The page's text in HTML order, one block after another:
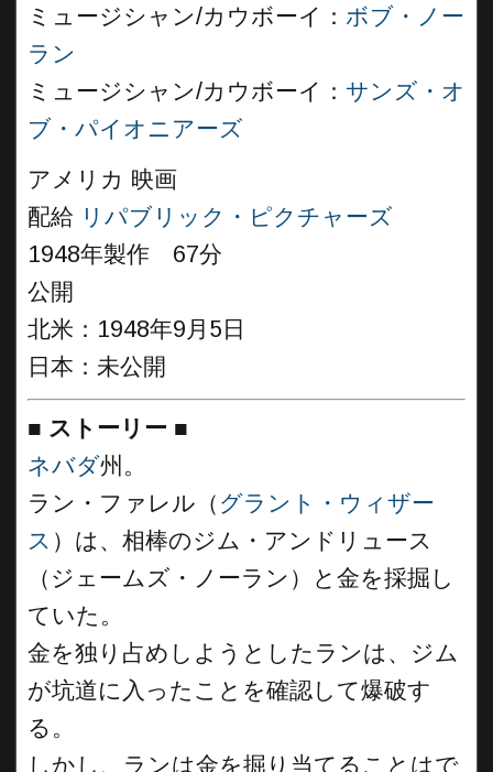
ミュージシャン/カウボーイ： ボブ・ノー
ラン
ミュージシャン/カウボーイ： サンズ・オ
ブ・パイオニアーズ
アメリカ 映画
配給 リパブリック・ピクチャーズ
1948年製作 67分
公開
北米：1948年9月5日
日本：未公開
■ ストーリー ■
ネバダ州。
ラン・ファレル（ グラント・ウィザー
ス ）は、相棒のジム・アンドリュース
（ジェームズ・ノーラン）と金を採掘し
ていた。
金を独り占めしようとしたランは、ジム
が坑道に入ったことを確認して爆破す
る。
しかし、ランは金を掘り当てることはで